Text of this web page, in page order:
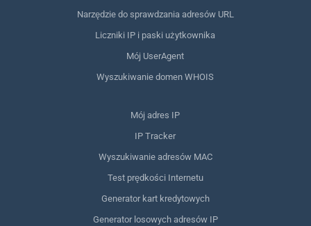
Narzędzie do sprawdzania adresów URL
Liczniki IP i paski użytkownika
Mój UserAgent
Wyszukiwanie domen WHOIS
Mój adres IP
IP Tracker
Wyszukiwanie adresów MAC
Test prędkości Internetu
Generator kart kredytowych
Generator losowych adresów IP